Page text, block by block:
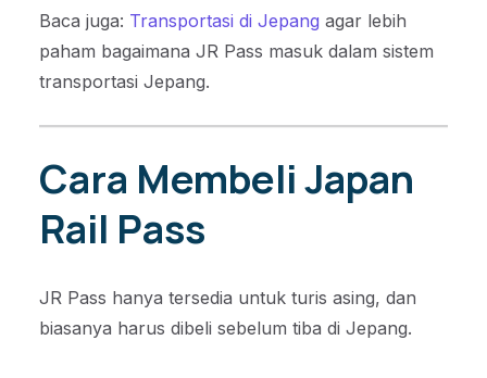
Baca juga: Transportasi di Jepang agar lebih
paham bagaimana JR Pass masuk dalam sistem
transportasi Jepang.
Cara Membeli Japan
Rail Pass
JR Pass hanya tersedia untuk turis asing, dan
biasanya harus dibeli sebelum tiba di Jepang.